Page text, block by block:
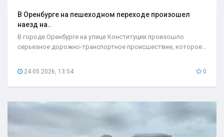
В Оренбурге на пешеходном переходе произошел
наезд на..
В городе Оренбурге на улице Конституции произошло
серьезное дорожно-транспортное происшествие, которое...
24.05.2026, 13:54 0